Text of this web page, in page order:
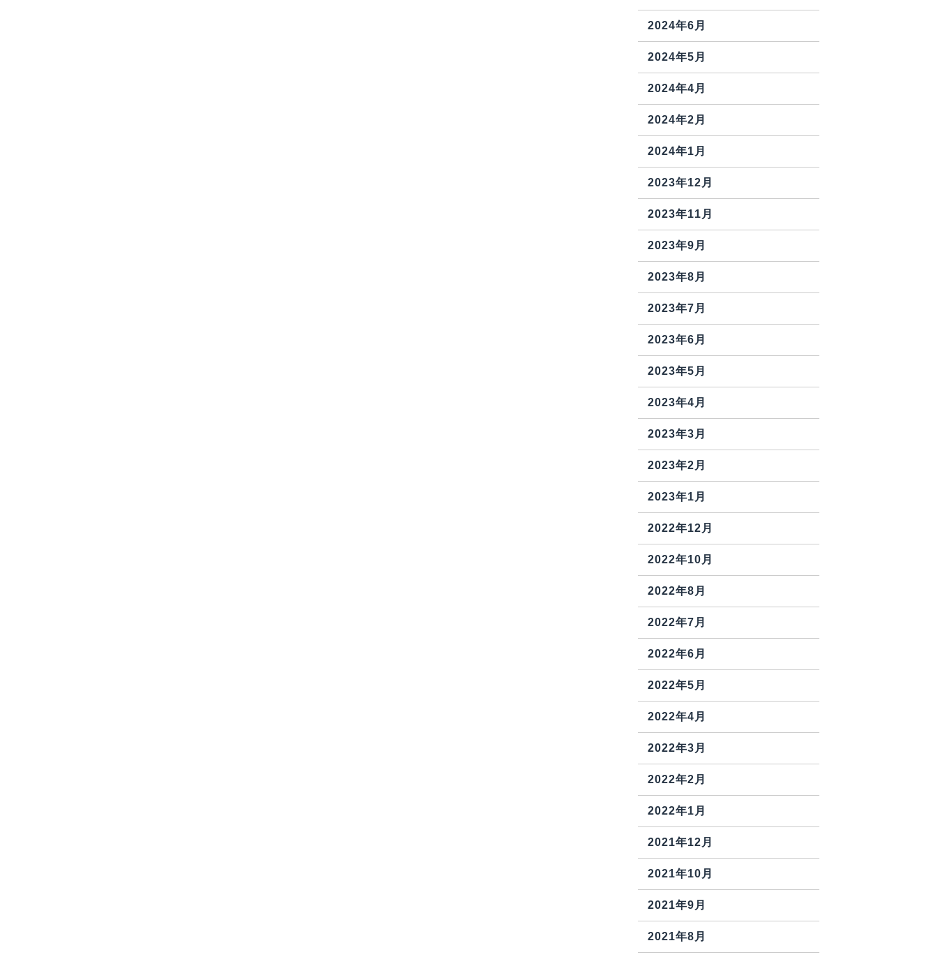
2024年6月
2024年5月
2024年4月
2024年2月
2024年1月
2023年12月
2023年11月
2023年9月
2023年8月
2023年7月
2023年6月
2023年5月
2023年4月
2023年3月
2023年2月
2023年1月
2022年12月
2022年10月
2022年8月
2022年7月
2022年6月
2022年5月
2022年4月
2022年3月
2022年2月
2022年1月
2021年12月
2021年10月
2021年9月
2021年8月